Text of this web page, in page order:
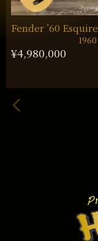
Fender ’60 Esquire
1960
¥4,980,000